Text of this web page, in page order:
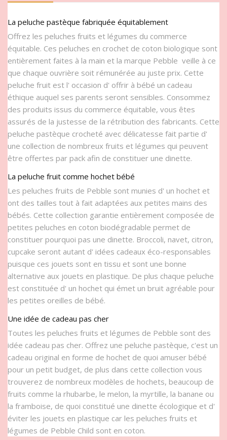
La peluche pastèque fabriquée équitablement
Offrez les peluches fruits et légumes du commerce
équitable. Ces peluches en crochet de coton biologique sont
entièrement faites à la main et la marque Pebble veille à ce
que chaque ouvrière soit rémunérée au juste prix. Cette
peluche fruit est l' occasion d' offrir à bébé un cadeau
éthique auquel ses parents seront sensibles. Consommez
des produits issus du commerce équitable, vous êtes
assurés de la justesse de la rétribution des fabricants. Cette
peluche pastèque crocheté avec délicatesse fait partie d'
une collection de nombreux fruits et légumes qui peuvent
être offertes par pack afin de constituer une dinette.
La peluche fruit comme hochet bébé
Les peluches fruits de Pebble sont munies d' un hochet et
ont des tailles tout à fait adaptées aux petites mains des
bébés. Cette collection garantie entièrement composée de
petites peluches en coton biodégradable permet de
constituer pourquoi pas une dinette. Broccoli, navet, citron,
cupcake seront autant d' idées cadeaux éco-responsables
puisque ces jouets sont en tissu et sont une bonne
alternative aux jouets en plastique. De plus chaque peluche
est constituée d' un hochet qui émet un bruit agréable pour
les petites oreilles de bébé.
Une idée de cadeau pas cher
Toutes les peluches fruits et légumes de Pebble sont des
idée cadeau pas cher. Offrez une peluche pastèque, c'est un
cadeau original en forme de hochet de quoi amuser bébé
pour un petit budget, de plus dans cette collection vous
trouverez de nombreux modèles de hochets, beaucoup de
fruits comme la rhubarbe, le melon, la myrtille, la banane ou
la framboise, de quoi constitué une dinette écologique et d'
éviter les jouets en plastique car les peluches fruits et
légumes de Pebble Child sont en coton.